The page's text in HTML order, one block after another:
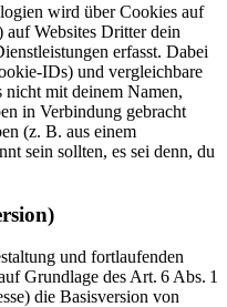
wird über Cookies auf
auf Websites Dritter dein
erfasst. Dabei
IDs) und vergleichbare
mit deinem Namen,
in Verbindung gebracht
(z. B. aus einem
sein sollten, es sei denn, du
und fortlaufenden
Grundlage des Art. 6 Abs. 1
die Basisversion von